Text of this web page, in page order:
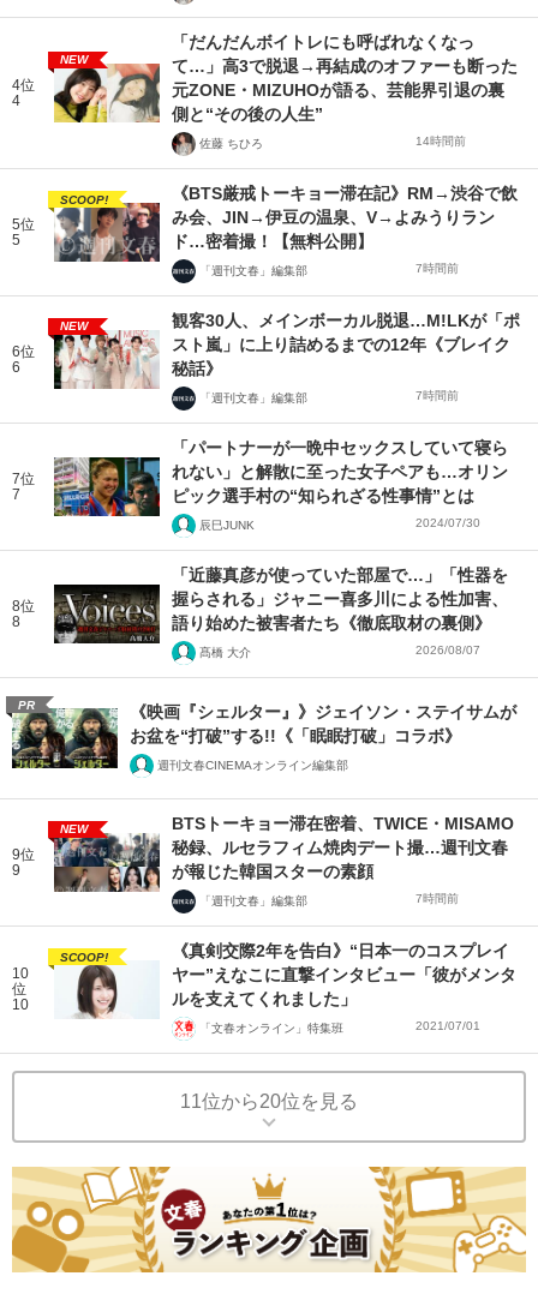
4位
4
NEW
「だんだんボイトレにも呼ばれなくなっ
て…」高3で脱退→再結成のオファーも断った
元ZONE・MIZUHOが語る、芸能界引退の裏
側と“その後の人生”
佐藤 ちひろ 14時間前
5位
5
SCOOP!
《BTS厳戒トーキョー滞在記》RM→渋谷で飲
み会、JIN→伊豆の温泉、V→よみうりラン
ド…密着撮！【無料公開】
「週刊文春」編集部 7時間前
6位
6
NEW
観客30人、メインボーカル脱退…M!LKが「ポ
スト嵐」に上り詰めるまでの12年《ブレイク
秘話》
「週刊文春」編集部 7時間前
7位
7
「パートナーが一晩中セックスしていて寝ら
れない」と解散に至った女子ペアも…オリン
ピック選手村の“知られざる性事情”とは
辰巳JUNK 2024/07/30
8位
8
「近藤真彦が使っていた部屋で…」「性器を
握らされる」ジャニー喜多川による性加害、
語り始めた被害者たち《徹底取材の裏側》
髙橋 大介 2026/08/07
PR
《映画『シェルター』》ジェイソン・ステイサムが
お盆を“打破”する!!《「眠眠打破」コラボ》
週刊文春CINEMAオンライン編集部
9位
9
NEW
BTSトーキョー滞在密着、TWICE・MISAMO
秘録、ルセラフィム焼肉デート撮…週刊文春
が報じた韓国スターの素顔
「週刊文春」編集部 7時間前
10
位
10
SCOOP!
《真剣交際2年を告白》“日本一のコスプレイ
ヤー”えなこに直撃インタビュー「彼がメンタ
ルを支えてくれました」
「文春オンライン」特集班 2021/07/01
11位から20位を見る